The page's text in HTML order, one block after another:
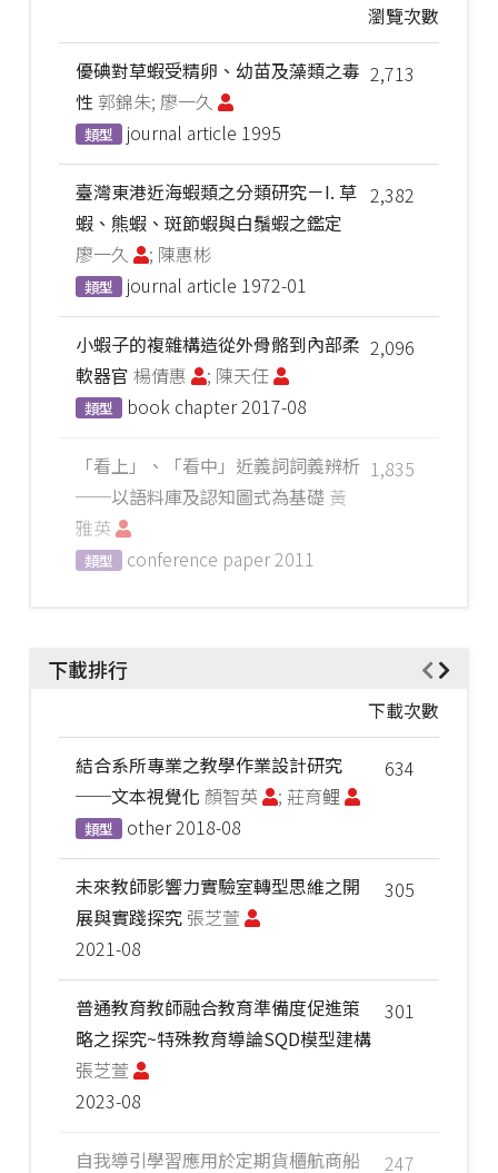
瀏覽次數
2,713
優碘對草蝦受精卵、幼苗及藻類之毒
性 郭錦朱; 廖一久
類型 journal article 1995
2,382
臺灣東港近海蝦類之分類研究－I. 草
蝦、熊蝦、斑節蝦與白鬚蝦之鑑定
廖一久
; 陳惠彬
類型 journal article 1972-01
2,096
小蝦子的複雜構造從外骨骼到內部柔
軟器官 楊倩惠 ; 陳天任
類型 book chapter2017-08
1,835
「看上」、「看中」近義詞詞義辨析
──以語料庫及認知圖式為基礎 黃
雅英
類型 conference paper2011
下載排行
下載次數
634
結合系所專業之教學作業設計研究
──文本視覺化 顏智英 ; 莊育鲤
類型 other2018-08
305
未來教師影響力實驗室轉型思維之開
展與實踐探究 張芝萱
2021-08
301
普通教育教師融合教育準備度促進策
略之探究~特殊教育導論SQD模型建構
張芝萱
2023-08
247
自我導引學習應用於定期貨櫃航商船